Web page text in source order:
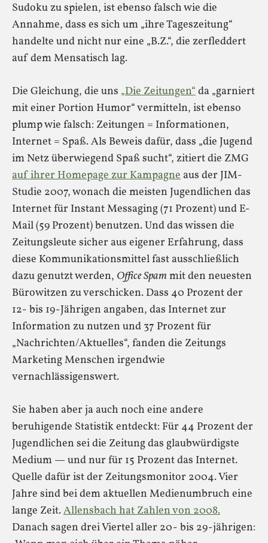
Sudoku zu spielen, ist ebenso falsch wie die
Annahme, dass es sich um „ihre Tageszeitung“
handelte und nicht nur eine „B.Z.“, die zerfleddert
auf dem Mensatisch lag.
Die Gleichung, die uns „Die Zeitungen“da „garniert
mit einer Portion Humor“ vermitteln, ist ebenso
plump wie falsch: Zeitungen = Informationen,
Internet = Spaß. Als Beweis dafür, dass „die Jugend
im Netz überwiegend Spaß sucht“, zitiert die ZMG
auf ihrer Homepage zur Kampagne aus der JIM-
Studie 2007, wonach die meisten Jugendlichen das
Internet für Instant Messaging (71 Prozent) und E-
Mail (59 Prozent) benutzen. Und das wissen die
Zeitungsleute sicher aus eigener Erfahrung, dass
diese Kommunikationsmittel fast ausschließlich
dazu genutzt werden, Office Spam mit den neuesten
Bürowitzen zu verschicken. Dass 40 Prozent der
12- bis 19-Jährigen angaben, das Internet zur
Information zu nutzen und 37 Prozent für
„Nachrichten/Aktuelles“, fanden die Zeitungs
Marketing Menschen irgendwie
vernachlässigenswert.
Sie haben aber ja auch noch eine andere
beruhigende Statistik entdeckt: Für 44 Prozent der
Jugendlichen sei die Zeitung das glaubwürdigste
Medium — und nur für 15 Prozent das Internet.
Quelle dafür ist der Zeitungsmonitor 2004. Vier
Jahre sind bei dem aktuellen Medienumbruch eine
lange Zeit.Allensbach hat Zahlen von 2008.
Danach sagen drei Viertel aller 20- bis 29-jährigen: